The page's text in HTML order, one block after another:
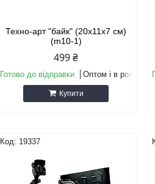
Техно-арт "байк" (20х11х7 см)
(m10-1)
499 ₴
Готово до відправки Оптом і в роздріб
Купити
19337